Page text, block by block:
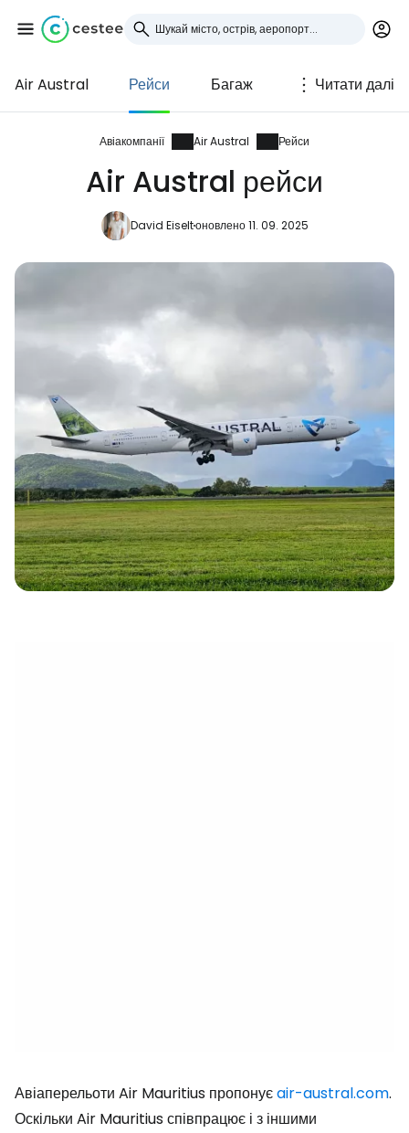
Air Austral Рейси Багаж Читати далі
Авіакомпанії Air Austral Рейси
Air Austral рейси
David Eiseltоновлено 11. 09. 2025
Авіаперельоти Air Mauritius пропонуєair-austral.com.
Оскільки Air Mauritius співпрацює і з іншими
Увійдіть до Cestee
... світова туристична спільнота
Продовжуйте з Google